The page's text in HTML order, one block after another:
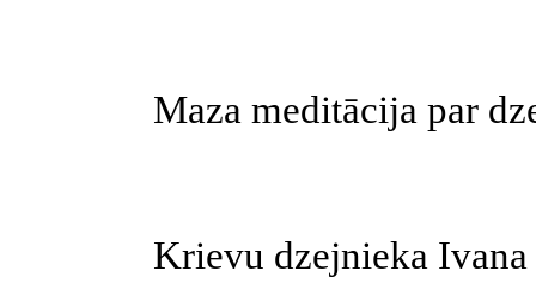
Maza meditācija par
Krievu dzejnieka